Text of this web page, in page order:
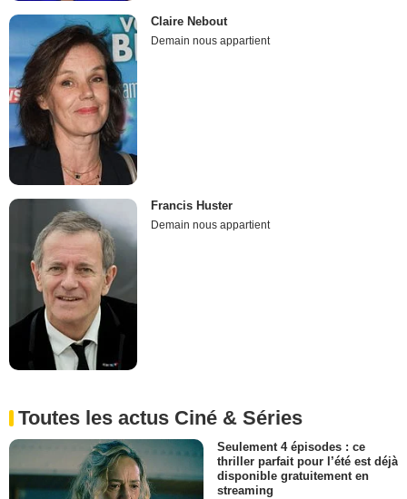
Claire Nebout
Demain nous appartient
Francis Huster
Demain nous appartient
Toutes les actus Ciné & Séries
Seulement 4 épisodes : ce
thriller parfait pour l’été est déjà
disponible gratuitement en
streaming